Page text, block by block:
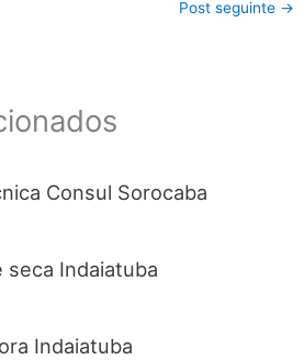
Post seguinte →
Consul Sorocaba
seca Indaiatuba
Indaiatuba